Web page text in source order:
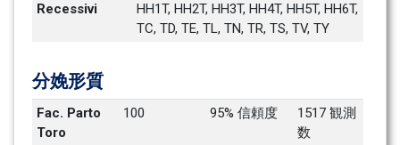
Recessivi
HH1T, HH2T, HH3T, HH4T, HH5T, HH6T,
TC, TD, TE, TL, TN, TR, TS, TV, TY
分娩形質
Fac. Parto
Toro
100 95% 信頼度
1517 観測
数